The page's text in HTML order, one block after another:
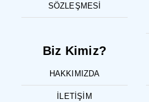
SÖZLEŞMESI
Biz Kimiz?
HAKKIMIZDA
İLETIŞIM